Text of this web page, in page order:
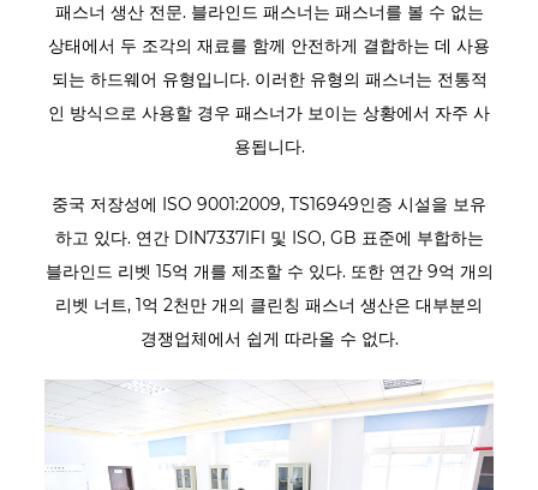
패스너 생산 전문. 블라인드 패스너는 패스너를 볼 수 없는
상태에서 두 조각의 재료를 함께 안전하게 결합하는 데 사용
되는 하드웨어 유형입니다. 이러한 유형의 패스너는 전통적
인 방식으로 사용할 경우 패스너가 보이는 상황에서 자주 사
용됩니다.
중국 저장성에 ISO 9001:2009, TS16949인증 시설을 보유
하고 있다. 연간 DIN7337IFI 및 ISO, GB 표준에 부합하는
블라인드 리벳 15억 개를 제조할 수 있다. 또한 연간 9억 개의
리벳 너트, 1억 2천만 개의 클린칭 패스너 생산은 대부분의
경쟁업체에서 쉽게 따라올 수 없다.